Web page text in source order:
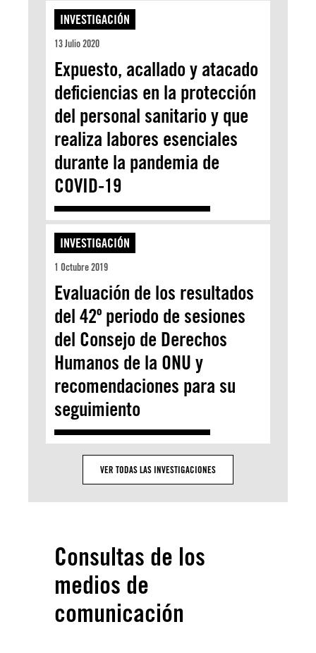
INVESTIGACIÓN
13 Julio 2020
Expuesto, acallado y atacado
deficiencias en la protección
del personal sanitario y que
realiza labores esenciales
durante la pandemia de
COVID-19
INVESTIGACIÓN
1 Octubre 2019
Evaluación de los resultados
del 42º periodo de sesiones
del Consejo de Derechos
Humanos de la ONU y
recomendaciones para su
seguimiento
VER TODAS LAS INVESTIGACIONES
Consultas de los
medios de
comunicación